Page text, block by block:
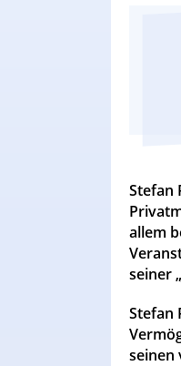
Stefan
allem
seiner
Stefan
seinen